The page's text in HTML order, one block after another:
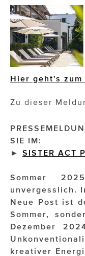
Dominique
Dr. Albert Fuchs
Élan Flow
Foodsavers
FR!TZ EYEWEAR
GymBeam
Impressionisten
JOHANN
JOOLZ
Hier geht's
Zu dieser
SIE IM:
► SISTER ACT
Sommer
unvergesslich.
Neue Post ist
Sommer,
Dezember
kreativer